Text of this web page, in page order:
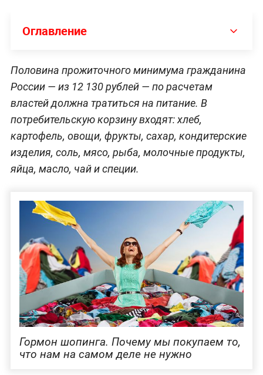
Оглавление
Половина прожиточного минимума гражданина
России — из 12 130 рублей — по расчетам
властей должна тратиться на питание. В
потребительскую корзину входят: хлеб,
картофель, овощи, фрукты, сахар, кондитерские
изделия, соль, мясо, рыба, молочные продукты,
яйца, масло, чай и специи.
Гормон шопинга. Почему мы покупаем то,
что нам на самом деле не нужно